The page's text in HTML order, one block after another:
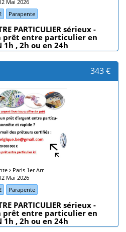
Mai 2026
Parapente
PARTICULIER sérieux -
prêt entre particulier en
1h , 2h ou en 24h
343 €
Paris 1er Arr
Mai 2026
Parapente
PARTICULIER sérieux -
prêt entre particulier en
1h , 2h ou en 24h